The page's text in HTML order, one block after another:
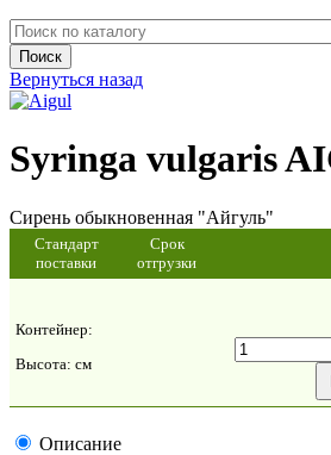
Вернуться назад
Syringa vulgaris
Сирень обыкновенная "Айгуль"
Стандарт
поставки
Срок
отгрузки
Контейнер:
Высота: см
Описание